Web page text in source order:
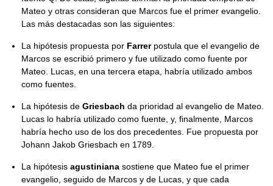
Mateo y otras consideran que Marcos fue el primer evangelio.
Las más destacadas son las siguientes:
La hipótesis propuesta por Farrerpostula que el evangelio de
Marcos se escribió primero y fue utilizado como fuente por
Mateo. Lucas, en una tercera etapa, habría utilizado ambos
como fuentes.
La hipótesis de Griesbach da prioridad al evangelio de Mateo.
Lucas lo habría utilizado como fuente, y, finalmente, Marcos
habría hecho uso de los dos precedentes. Fue propuesta por
Johann Jakob Griesbach en 1789.
La hipótesis agustiniana sostiene que Mateo fue el primer
evangelio, seguido de Marcos y de Lucas, y que cada